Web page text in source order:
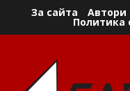
За сайта Автори
Политика